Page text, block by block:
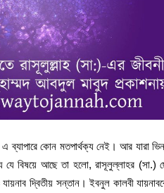
ব্যাপারে কোন মতপার্থক্য নেই। আর যারা
বিষয়ে আছে তা হলো, রাসূলুল্লাহর (সা.)
দ্বিতীয় সন্তান। ইবনুল কালবী